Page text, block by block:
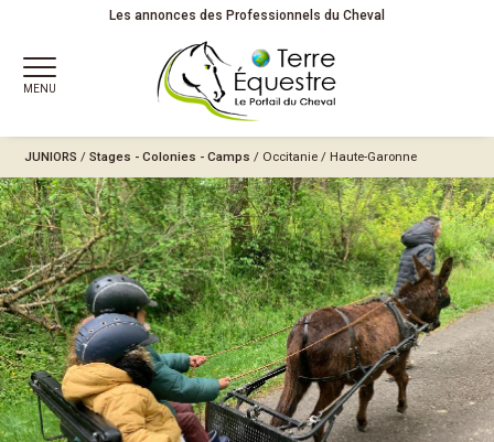
Les annonces des Professionnels du Cheval
MENU
JUNIORS /Stages - Colonies - Camps / Occitanie / Haute-Garonne